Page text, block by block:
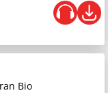
Bio